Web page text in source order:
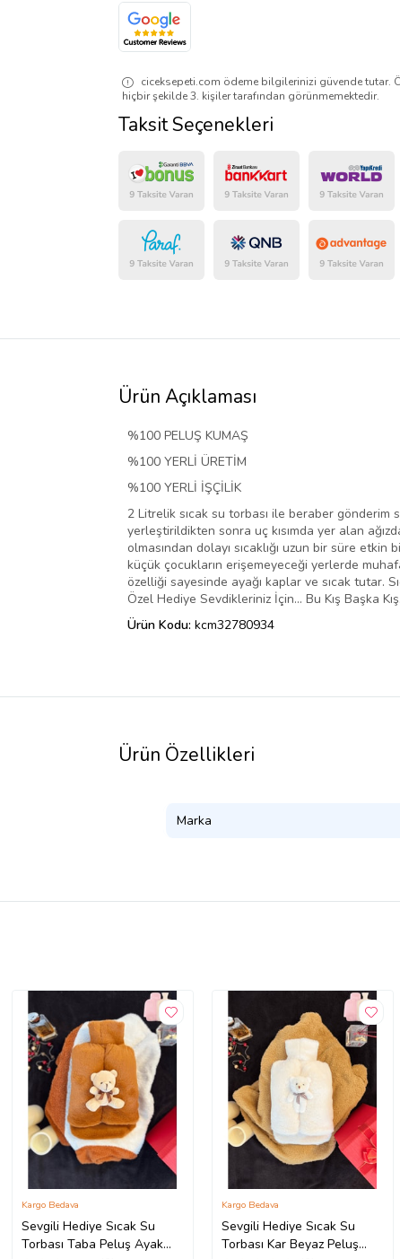
ciceksepeti.com ödeme bilgilerinizi güvende tutar.
hiçbir şekilde 3. kişiler tarafından görünmemektedir.
Taksit Seçenekleri
Ürün Açıklaması
%100 PELUŞ KUMAŞ
%100 YERLİ ÜRETİM
%100 YERLİ İŞÇİLİK
2 Litrelik sıcak su torbası ile beraber gönderim
yerleştirildikten sonra uç kısımda yer alan
olmasından dolayı sıcaklığı uzun bir süre
küçük çocukların erişemeyeceği yerlerde
özelliği sayesinde ayağı kaplar ve sıcak tutar.
Özel Hediye Sevdikleriniz İçin... Bu Kış Başka
Ürün Kodu: kcm32780934
Ürün Özellikleri
Marka
Sevgili Hediye Sıcak Su
Torbası Taba Peluş Ayak
Kargo Bedava
Sevgili Hediye Sıcak Su
Torbası Kar Beyaz Peluş
Kargo Bedava